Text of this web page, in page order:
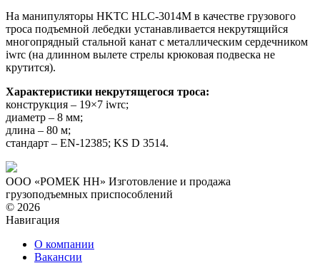
На манипуляторы HKTC HLC-3014M в качестве грузового
троса подъемной лебедки устанавливается некрутящийся
многопрядный стальной канат с металлическим сердечником
iwrc (на длинном вылете стрелы крюковая подвеска не
крутится).
Характеристики некрутящегося троса:
конструкция – 19×7 iwrc;
диаметр – 8 мм;
длина – 80 м;
стандарт – EN-12385; KS D 3514.
ООО «РОМЕК НН» Изготовление и продажа
грузоподъемных приспособлений
© 2026
Навигация
О компании
Вакансии